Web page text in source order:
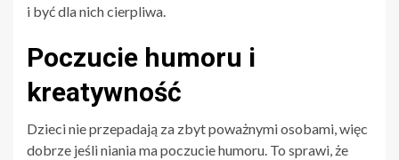
i być dla nich cierpliwa.
Poczucie humoru i
kreatywność
Dzieci nie przepadają za zbyt poważnymi osobami, więc
dobrze jeśli niania ma poczucie humoru. To sprawi, że